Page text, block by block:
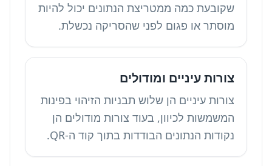
שקובעת כמה ממטריצת הנתונים יכול להיות
מוסתר או פגום לפני שהסריקה נכשלת.
צורות עיניים ומודולים
צורות עיניים הן שלוש תבניות הזיהוי בפינות
המשמשות לכיוון, בעוד צורות מודולים הן
נקודות הנתונים הבודדות בתוך קוד ה-QR.